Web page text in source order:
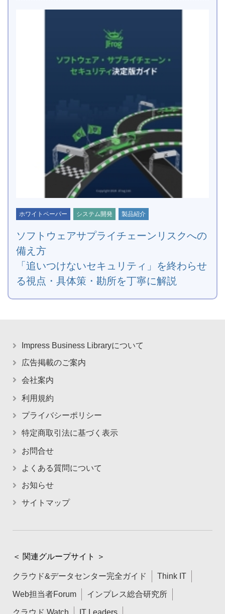
ホワイトペーパー システム開発 製品紹介
ソフトウェアサプライチェーンリスクへの
備え方
「追いつけないセキュリティ」を終わらせ
る視点・具体策・勘所を丁寧に解説
Impress Business Libraryについて
広告掲載のご案内
会社案内
利用規約
プライバシーポリシー
特定商取引法に基づく表示
お問合せ
よくある質問について
お知らせ
サイトマップ
＜ 関連グループサイト ＞
クラウド&データセンター完全ガイド Think IT
Web担当者Forum インプレス総合研究所
クラウド Watch IT Leaders